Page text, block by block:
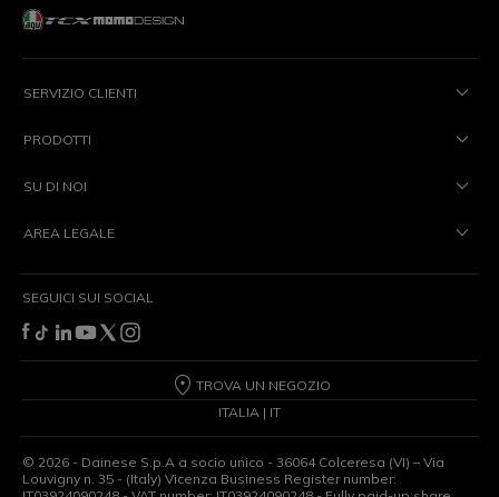
SERVIZIO CLIENTI
PRODOTTI
SU DI NOI
AREA LEGALE
SEGUICI SUI SOCIAL
TROVA UN NEGOZIO
ITALIA | IT
© 2026 - Dainese S.p.A a socio unico - 36064 Colceresa (VI) – Via
Louvigny n. 35 - (Italy) Vicenza Business Register number: